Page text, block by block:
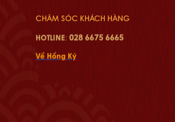
CHĂM SÓC KHÁCH HÀNG
HOTLINE: 028 6675 6665
Về Hồng Ký